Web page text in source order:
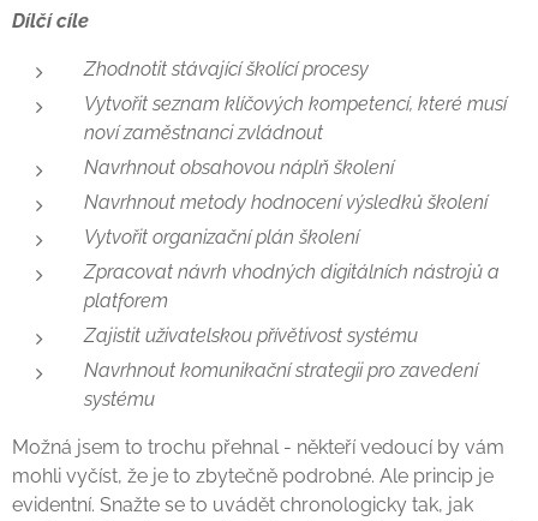
Dílčí cíle
Zhodnotit stávající školící procesy
Vytvořit seznam klíčových kompetencí, které musí
noví zaměstnanci zvládnout
Navrhnout obsahovou náplň školení
Navrhnout metody hodnocení výsledků školení
Vytvořit organizační plán školení
Zpracovat návrh vhodných digitálních nástrojů a
platforem
Zajistit uživatelskou přívětivost systému
Navrhnout komunikační strategii pro zavedení
systému
Možná jsem to trochu přehnal - někteří vedoucí by vám
mohli vyčíst, že je to zbytečně podrobné. Ale princip je
evidentní. Snažte se to uvádět chronologicky tak, jak